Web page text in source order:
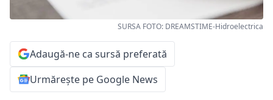
SURSA FOTO: DREAMSTIME-Hidroelectrica
Adaugă-ne ca sursă preferată
Urmărește pe Google News